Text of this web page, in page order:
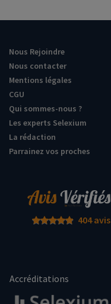
Nous Rejoindre
Nous contacter
Mentions légales
CGU
Qui sommes-nous ?
Les experts Selexium
La rédaction
Parrainez vos proches
404 avis
Accréditations